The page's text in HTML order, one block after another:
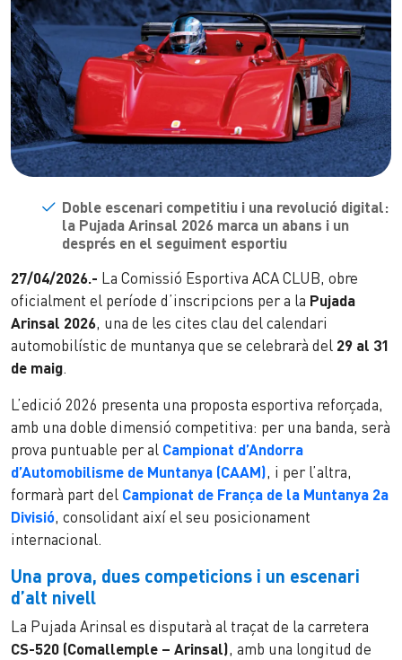
Doble escenari competitiu i una revolució digital:
la Pujada Arinsal 2026 marca un abans i un
després en el seguiment esportiu
27/04/2026.- La Comissió Esportiva ACA CLUB, obre
oficialment el període d’inscripcions per a la Pujada
Arinsal 2026, una de les cites clau del calendari
automobilístic de muntanya que se celebrarà del 29 al 31
de maig.
L’edició 2026 presenta una proposta esportiva reforçada,
amb una doble dimensió competitiva: per una banda, serà
prova puntuable per al Campionat d’Andorra
d’Automobilisme de Muntanya (CAAM), i per l’altra,
formarà part del Campionat de França de la Muntanya 2a
Divisió, consolidant així el seu posicionament
internacional.
Una prova, dues competicions i un escenari
d’alt nivell
La Pujada Arinsal es disputarà al traçat de la carretera
CS-520 (Comallemple – Arinsal), amb una longitud de